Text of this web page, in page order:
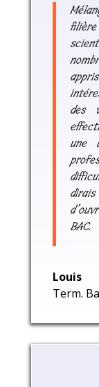
des
une
BAC.
Louis
Term.